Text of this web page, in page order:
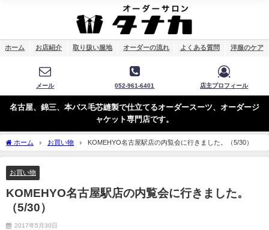
ホーム お店紹介 取り扱い服地 オーダーの流れ よくある質問 洋服のケア
メール 052-961-6401 店主プロフィール
名古屋、錦三、本バス毛芯縫製で仕立てるオーダースーツ、オーダージ
ャケット専門店です。
ホーム お買い物 KOMEHYO名古屋駅店の内覧会に行きました。（5/30）
お買い物
KOMEHYO名古屋駅店の内覧会に行きました。
（5/30）
2017年5月30日